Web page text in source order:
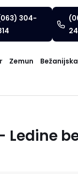
304-
Zemun
Ledine